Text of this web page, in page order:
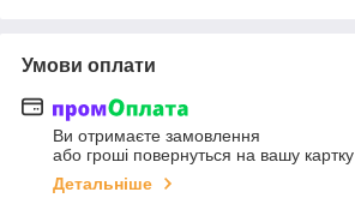
Умови оплати
Ви отримаєте замовлення
або гроші повернуться на вашу картку
Детальніше